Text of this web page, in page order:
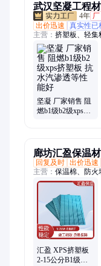
武汉坚凝工程
4年 厂
出价迅速
真实性已
主营： 挤塑板、轻集
坚凝 厂家销售 阻
燃b1级b2级xps挤
廊坊汇盈保温
回复及时 出价迅速
主营： 保温棉、防火
业窑炉、硅酸铝管
铝针刺毯、柔性防
汇盈 XPS挤塑板
2-15公分B1级隔